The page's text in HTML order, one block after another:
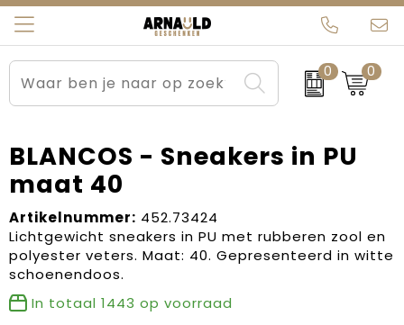
0 0
Relatiegeschenken
Sportkleding
Werkkleding
Kleding en textiel
Tassen
Beurs en Evenementen
Brievenbuspakketten
Carnaval
Dag van de Zorg
Kerstartikelen
Kerstpakketten
Arnauld Kerstpakketten
MijnEigenKadootje
Ons team
Contact
Blogs
BLANCOS - Sneakers in PU
maat 40
Artikelnummer: 452.73424
Lichtgewicht sneakers in PU met rubberen zool en
polyester veters. Maat: 40. Gepresenteerd in witte
schoenendoos.
In totaal 1443 op voorraad